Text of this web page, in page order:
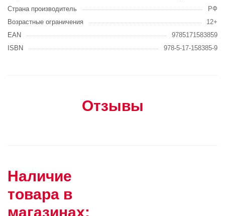
Страна производитель
РФ
Возрастные ограничения
12+
EAN
9785171583859
ISBN
978-5-17-158385-9
Отзывы
Наличие
товара в
магазинах: